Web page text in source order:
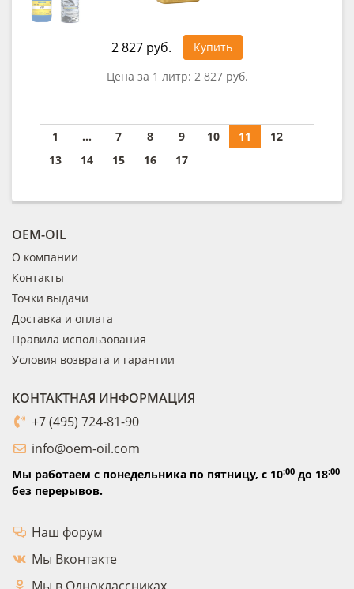
2 827 руб.
Купить
Цена за 1 литр: 2 827 руб.
1 ... 7 8 9 10 11
12
13
14 15 16 17
OEM-OIL
О компании
Контакты
Точки выдачи
Доставка и оплата
Правила использования
Условия возврата и гарантии
КОНТАКТНАЯ ИНФОРМАЦИЯ
+7 (495) 724-81-90
info@oem-oil.com
Мы работаем с понедельника по пятницу, с 10:00 до 18:00
без перерывов.
Наш форум
Мы Вконтакте